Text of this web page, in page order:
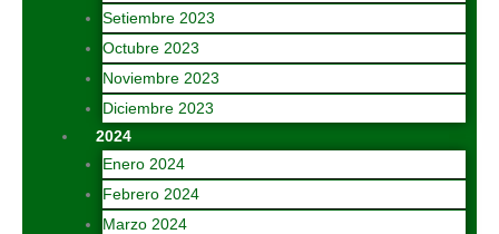
Setiembre 2023
Octubre 2023
Noviembre 2023
Diciembre 2023
2024
Enero 2024
Febrero 2024
Marzo 2024